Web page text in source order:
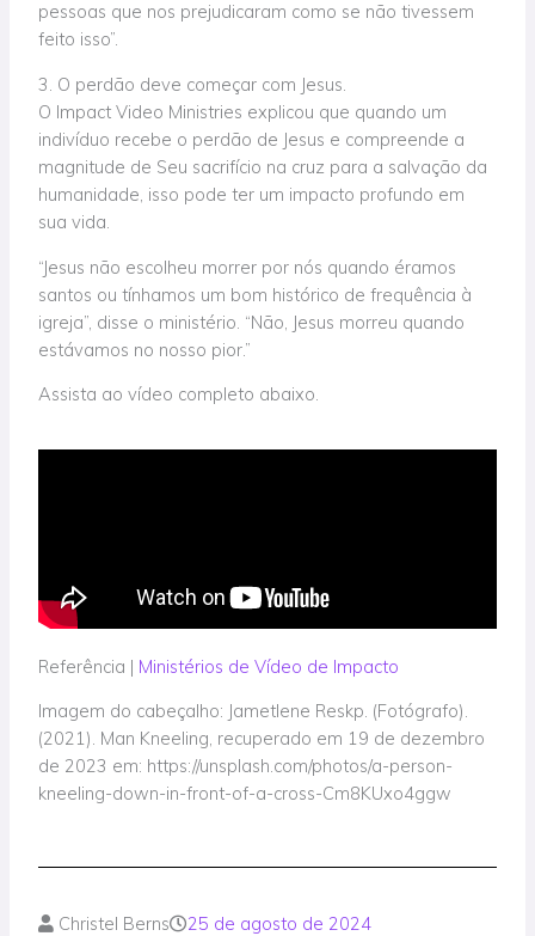
pessoas que nos prejudicaram como se não tivessem
feito isso”.
3. O perdão deve começar com Jesus.
O Impact Video Ministries explicou que quando um
indivíduo recebe o perdão de Jesus e compreende a
magnitude de Seu sacrifício na cruz para a salvação da
humanidade, isso pode ter um impacto profundo em
sua vida.
“Jesus não escolheu morrer por nós quando éramos
santos ou tínhamos um bom histórico de frequência à
igreja”, disse o ministério. “Não, Jesus morreu quando
estávamos no nosso pior.”
Assista ao vídeo completo abaixo.
Referência | Ministérios de Vídeo de Impacto
Imagem do cabeçalho: Jametlene Reskp. (Fotógrafo).
(2021). Man Kneeling, recuperado em 19 de dezembro
de 2023 em: https://unsplash.com/photos/a-person-
kneeling-down-in-front-of-a-cross-Cm8KUxo4ggw
Christel Berns 25 de agosto de 2024